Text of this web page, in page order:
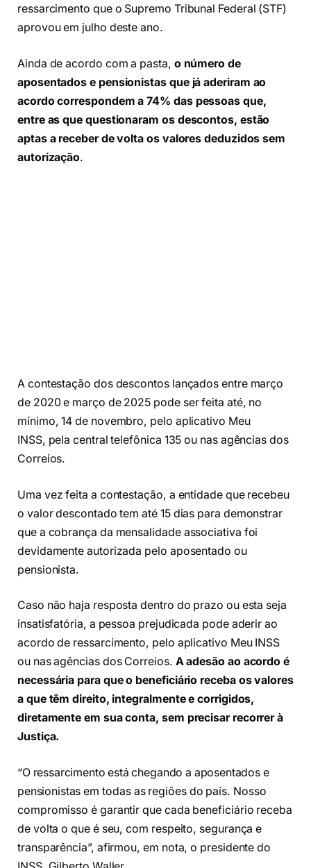
ressarcimento que o Supremo Tribunal Federal (STF)
aprovou em julho deste ano.
Ainda de acordo com a pasta, o número de
aposentados e pensionistas que já aderiram ao
acordo correspondem a 74% das pessoas que,
entre as que questionaram os descontos, estão
aptas a receber de volta os valores deduzidos sem
autorização.
A contestação dos descontos lançados entre março
de 2020 e março de 2025 pode ser feita até, no
mínimo, 14 de novembro, pelo aplicativo Meu
INSS, pela central telefônica 135 ou nas agências dos
Correios.
Uma vez feita a contestação, a entidade que recebeu
o valor descontado tem até 15 dias para demonstrar
que a cobrança da mensalidade associativa foi
devidamente autorizada pelo aposentado ou
pensionista.
Caso não haja resposta dentro do prazo ou esta seja
insatisfatória, a pessoa prejudicada pode aderir ao
acordo de ressarcimento, pelo aplicativo Meu INSS
ou nas agências dos Correios. A adesão ao acordo é
necessária para que o beneficiário receba os valores
a que têm direito, integralmente e corrigidos,
diretamente em sua conta, sem precisar recorrer à
Justiça.
“O ressarcimento está chegando a aposentados e
pensionistas em todas as regiões do país. Nosso
compromisso é garantir que cada beneficiário receba
de volta o que é seu, com respeito, segurança e
transparência”, afirmou, em nota, o presidente do